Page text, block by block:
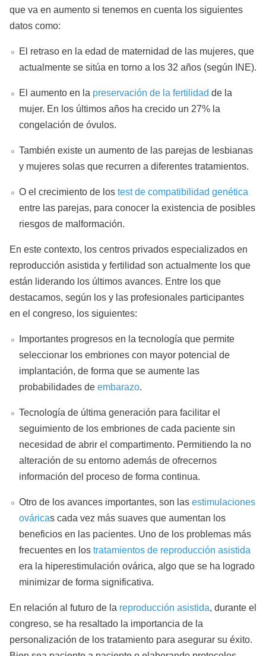
que va en aumento si tenemos en cuenta los siguientes
datos como:
El retraso en la edad de maternidad de las mujeres, que
actualmente se sitúa en torno a los 32 años (según INE).
El aumento en la preservación de la fertilidad de la
mujer. En los últimos años ha crecido un 27% la
congelación de óvulos.
También existe un aumento de las parejas de lesbianas
y mujeres solas que recurren a diferentes tratamientos.
O el crecimiento de los test de compatibilidad genética
entre las parejas, para conocer la existencia de posibles
riesgos de malformación.
En este contexto, los centros privados especializados en
reproducción asistida y fertilidad son actualmente los que
están liderando los últimos avances. Entre los que
destacamos, según los y las profesionales participantes
en el congreso, los siguientes:
Importantes progresos en la tecnología que permite
seleccionar los embriones con mayor potencial de
implantación, de forma que se aumente las
probabilidades de embarazo.
Tecnología de última generación para facilitar el
seguimiento de los embriones de cada paciente sin
necesidad de abrir el compartimento. Permitiendo la no
alteración de su entorno además de ofrecernos
información del proceso de forma continua.
Otro de los avances importantes, son las estimulaciones
ováricas cada vez más suaves que aumentan los
beneficios en las pacientes. Uno de los problemas más
frecuentes en los tratamientos de reproducción asistida
era la hiperestimulación ovárica, algo que se ha logrado
minimizar de forma significativa.
En relación al futuro de la reproducción asistida, durante el
congreso, se ha resaltado la importancia de la
personalización de los tratamiento para asegurar su éxito.